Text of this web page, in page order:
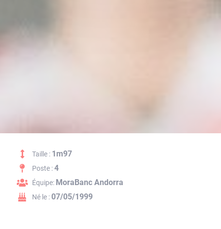
Taille : 1m97
Poste :4
Équipe: MoraBanc Andorra
Né le :07/05/1999